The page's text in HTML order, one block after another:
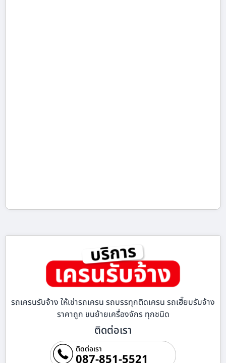
รถเครนรับจ้าง ให้เช่ารถเครน รถบรรทุกติดเครน รถเฮี๊ยบรับจ้าง
ราคาถูก ขนย้ายเครื่องจักร ทุกชนิด
ติดต่อเรา
ติดต่อเรา
087-851-5521